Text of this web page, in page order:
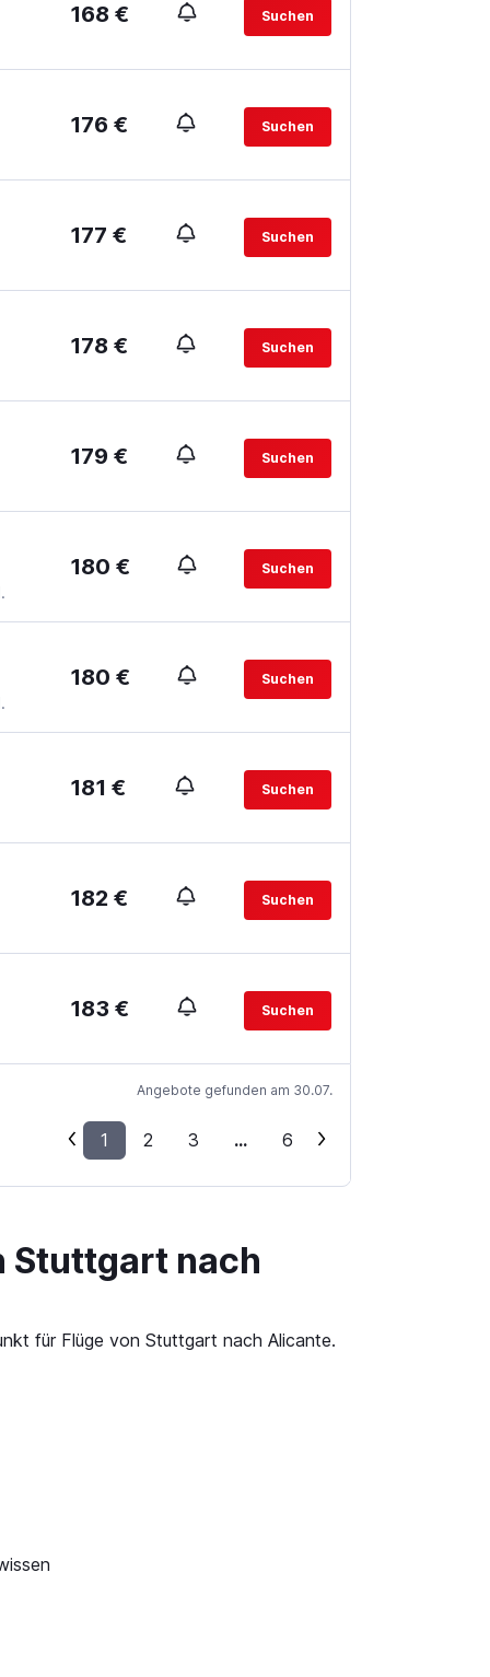
168 € Suchen
176 € Suchen
177 € Suchen
178 € Suchen
179 € Suchen
180 € Suchen
180 € Suchen
181 € Suchen
182 € Suchen
183 € Suchen
Angebote gefunden am 30.07.
1 2 3 ... 6
Stuttgart nach
für Flüge von Stuttgart nach Alicante.